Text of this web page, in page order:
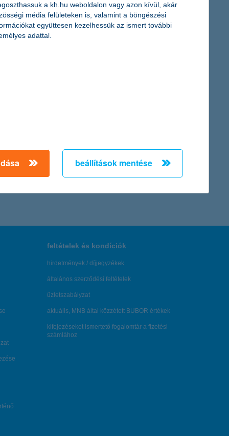
hallott tartalmat juttasson el a zenerajongókhoz.
feltételek és kondíciók
hirdetmények / díjjegyzékek
általános szerződési feltételek
üzletszabályzat
aktuális, MNB által közzétett BUBOR értékek
kifejezéseket ismertető fogalomtár a fizetési
számlához
a kh.hu weboldalon vagy azon kívül, akár
média felületeken is, valamint a böngészési
együttesen kezelhessük az ismert további
adattal.
beállítások mentése